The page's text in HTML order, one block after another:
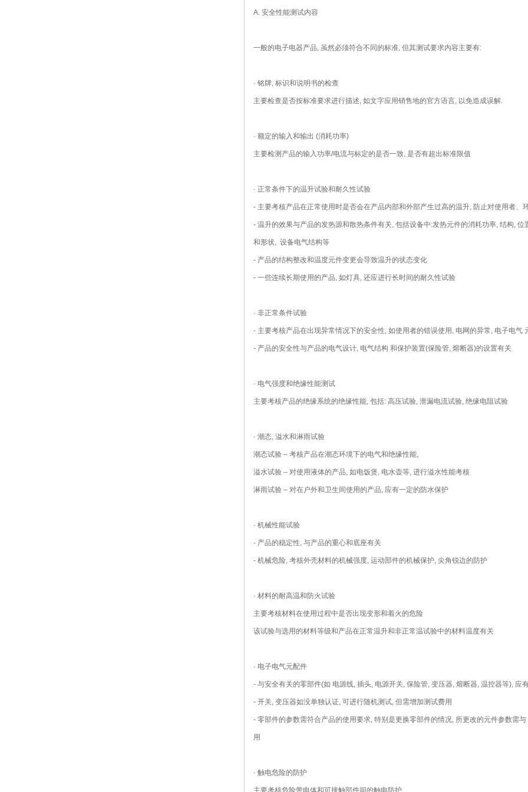
A. 安全性能测试内容
一般的电子电器产品, 虽然必须符合不同的标准, 但其测试要求内容主要有:
· 铭牌, 标识和说明书的检查
主要检查是否按标准要求进行描述, 如文字应用销售地的官方语言, 以免造成误解.
· 额定的输入和输出 (消耗功率)
主要检测产品的输入功率/电流与标定的是否一致, 是否有超出标准限值
· 正常条件下的温升试验和耐久性试验
- 主要考核产品在正常使用时是否会在产品内部和外部产生过高的温升, 防止对使用者、
- 温升的效果与产品的发热源和散热条件有关, 包括设备中:发热元件的消耗功率, 结构,
和形状, 设备电气结构等
- 产品的结构整改和温度元件变更会导致温升的状态变化
- 一些连续长期使用的产品, 如灯具, 还应进行长时间的耐久性试验
· 非正常条件试验
- 主要考核产品在出现异常情况下的安全性, 如使用者的错误使用, 电网的异常, 电子电气
- 产品的安全性与产品的电气设计, 电气结构 和保护装置(保险管, 熔断器)的设置有关
· 电气强度和绝缘性能测试
主要考核产品的绝缘系统的绝缘性能, 包括: 高压试验, 泄漏电流试验, 绝缘电阻试验
· 潮态, 溢水和淋雨试验
潮态试验 – 考核产品在潮态环境下的电气和绝缘性能,
溢水试验 – 对使用液体的产品, 如电饭煲, 电水壶等, 进行溢水性能考核
淋雨试验 – 对在户外和卫生间使用的产品, 应有一定的防水保护
· 机械性能试验
- 产品的稳定性, 与产品的重心和底座有关
- 机械危险, 考核外壳材料的机械强度, 运动部件的机械保护, 尖角锐边的防护
· 材料的耐高温和防火试验
主要考核材料在使用过程中是否出现变形和着火的危险
该试验与选用的材料等级和产品在正常温升和非正常温试验中的材料温度有关
· 电子电气元配件
- 与安全有关的零部件(如 电源线, 插头, 电源开关, 保险管, 变压器, 熔断器, 温控器等), 应
- 开关, 变压器如没单独认证, 可进行随机测试, 但需增加测试费用
- 零部件的参数需符合产品的使用要求, 特别是更换零部件的情况, 所更改的元件参数需
用
· 触电危险的防护